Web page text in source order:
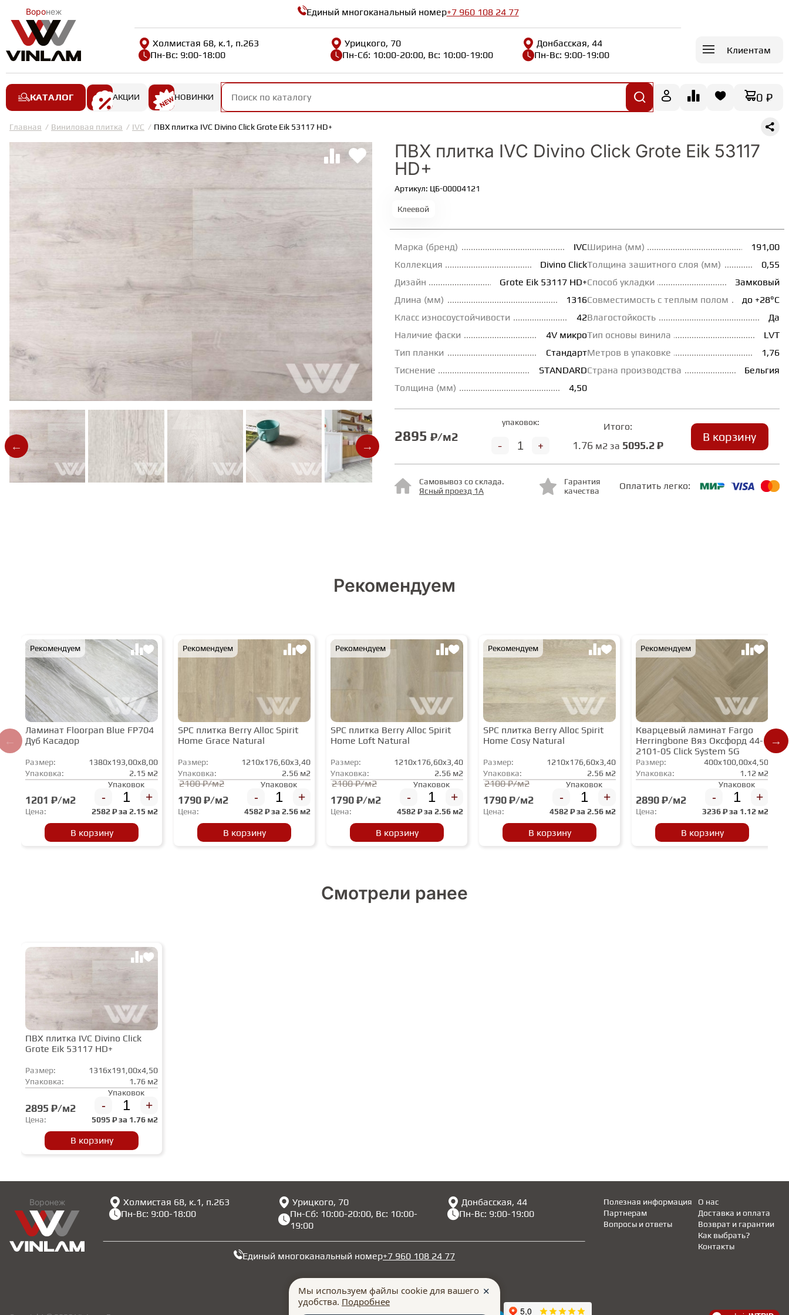
Воронеж Единый многоканальный номер+7 960 108 24 77
Холмистая 68, к.1, п.263
Пн-Вс: 9:00-18:00
Урицкого, 70
Пн-Сб: 10:00-20:00, Вс: 10:00-19:00
Донбасская, 44
Пн-Вс: 9:00-19:00
Клиентам
КАТАЛОГ АКЦИИ НОВИНКИ 0 ₽
Главная Виниловая плитка IVC ПВХ плитка IVC Divino Click Grote Eik 53117 HD+
ПВХ плитка IVC Divino Click Grote Eik 53117
HD+
Артикул: ЦБ-00004121
Клеевой
Марка (бренд)
IVC
Коллекция
Divino Click
Дизайн
Grote Eik 53117 HD+
Длина (мм)
1316
Класс износоустойчивости
42
Наличие фаски
4V микро
Тип планки
Стандарт
Тиснение
STANDARD
Толщина (мм)
4,50
Ширина (мм)
191,00
Толщина зашитного слоя (мм)
0,55
Способ укладки
Замковый
Совместимость с теплым полом
до +28°С
Влагостойкость
Да
Тип основы винила
LVT
Метров в упаковке
1,76
Страна производства
Бельгия
2895 ₽/м2
упаковок:
+
-
Итого:
1.76м2 за 5095.2 ₽
В корзину
Самовывоз со склада.
Ясный проезд 1А
Гарантия
качества
Оплатить легко:
Рекомендуем
Рекомендуем
Ламинат Floorpan Blue FP704
Дуб Касадор
Размер:
1380x193,00x8,00
Упаковка:
2.15 м2
1201 ₽/м2
Упаковок
- +
Цена: 2582₽ за 2.15 м2
В корзину
Рекомендуем
SPC плитка Berry Alloc Spirit
Home Grace Natural
Размер:
1210x176,60x3,40
Упаковка:
2.56 м2
2100 ₽/м2
1790 ₽/м2
Упаковок
- +
Цена: 4582₽ за 2.56 м2
В корзину
Рекомендуем
SPC плитка Berry Alloc Spirit
Home Loft Natural
Размер:
1210x176,60x3,40
Упаковка:
2.56 м2
2100 ₽/м2
1790 ₽/м2
Упаковок
- +
Цена: 4582₽ за 2.56 м2
В корзину
Рекомендуем
SPC плитка Berry Alloc Spirit
Home Cosy Natural
Размер:
1210x176,60x3,40
Упаковка:
2.56 м2
2100 ₽/м2
1790 ₽/м2
Упаковок
- +
Цена: 4582₽ за 2.56 м2
В корзину
Рекомендуем
Кварцевый ламинат Fargo
Herringbone Вяз Оксфорд 44-
2101-05 Click System 5G
Размер:
400x100,00x4,50
Упаковка:
1.12 м2
2890 ₽/м2
Упаковок
- +
Цена: 3236₽ за 1.12 м2
В корзину
Смотрели ранее
ПВХ плитка IVC Divino Click
Grote Eik 53117 HD+
Размер:
1316x191,00x4,50
Упаковка:
1.76 м2
2895 ₽/м2
Упаковок
- +
Цена: 5095 ₽ за 1.76 м2
В корзину
Воронеж
Холмистая 68, к.1, п.263
Пн-Вс: 9:00-18:00
Урицкого, 70
Пн-Сб: 10:00-20:00, Вс: 10:00-
19:00
Донбасская, 44
Пн-Вс: 9:00-19:00
Единый многоканальный номер+7 960 108 24 77
Полезная информация
Партнерам
Вопросы и ответы
Доставка и оплата
Возврат и гарантии
Как выбрать?
О нас
Контакты
Мы используем файлы cookie для вашего
удобства. Подробнее
✕